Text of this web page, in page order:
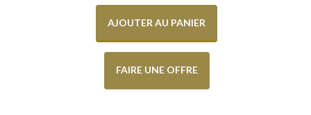
AJOUTER AU PANIER
FAIRE UNE OFFRE